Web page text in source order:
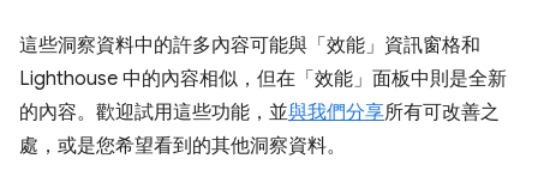
這些洞察資料中的許多內容可能與「效能」資訊窗格和
Lighthouse 中的內容相似，但在「效能」面板中則是全新
的內容。歡迎試用這些功能，並與我們分享所有可改善之
處，或是您希望看到的其他洞察資料。